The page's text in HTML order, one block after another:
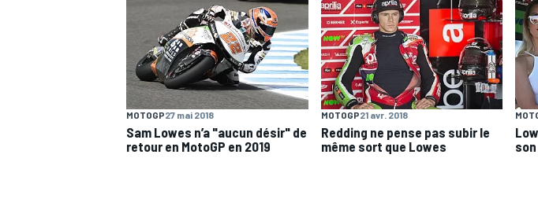
WEC
MOTOGP27 mai 2018
Sam Lowes n’a "aucun désir" de
retour en MotoGP en 2019
MOTOGP21 avr. 2018
Redding ne pense pas subir le
même sort que Lowes